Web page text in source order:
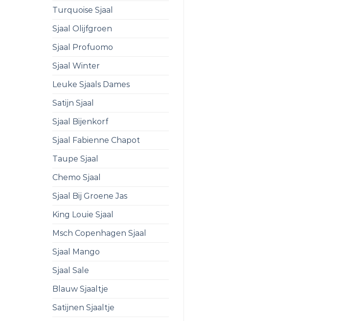
Turquoise Sjaal
Sjaal Olijfgroen
Sjaal Profuomo
Sjaal Winter
Leuke Sjaals Dames
Satijn Sjaal
Sjaal Bijenkorf
Sjaal Fabienne Chapot
Taupe Sjaal
Chemo Sjaal
Sjaal Bij Groene Jas
King Louie Sjaal
Msch Copenhagen Sjaal
Sjaal Mango
Sjaal Sale
Blauw Sjaaltje
Satijnen Sjaaltje